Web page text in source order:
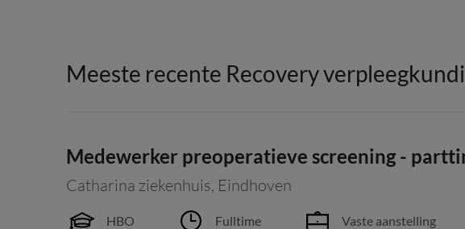
Meeste recente Recovery
Medewerker preoperatieve screening -
Catharina ziekenhuis, Eindhoven
HBO Fulltime Vaste aanstelling